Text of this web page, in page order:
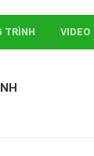
TRÌNH VIDEO